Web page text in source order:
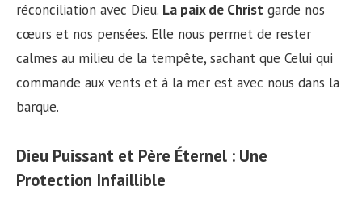
réconciliation avec Dieu. La paix de Christ garde nos
cœurs et nos pensées. Elle nous permet de rester
calmes au milieu de la tempête, sachant que Celui qui
commande aux vents et à la mer est avec nous dans la
barque.
Dieu Puissant et Père Éternel : Une
Protection Infaillible